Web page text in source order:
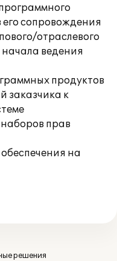
сопровождения
отраслевого
ведения
продуктов
заказчика к
прав
на
решения